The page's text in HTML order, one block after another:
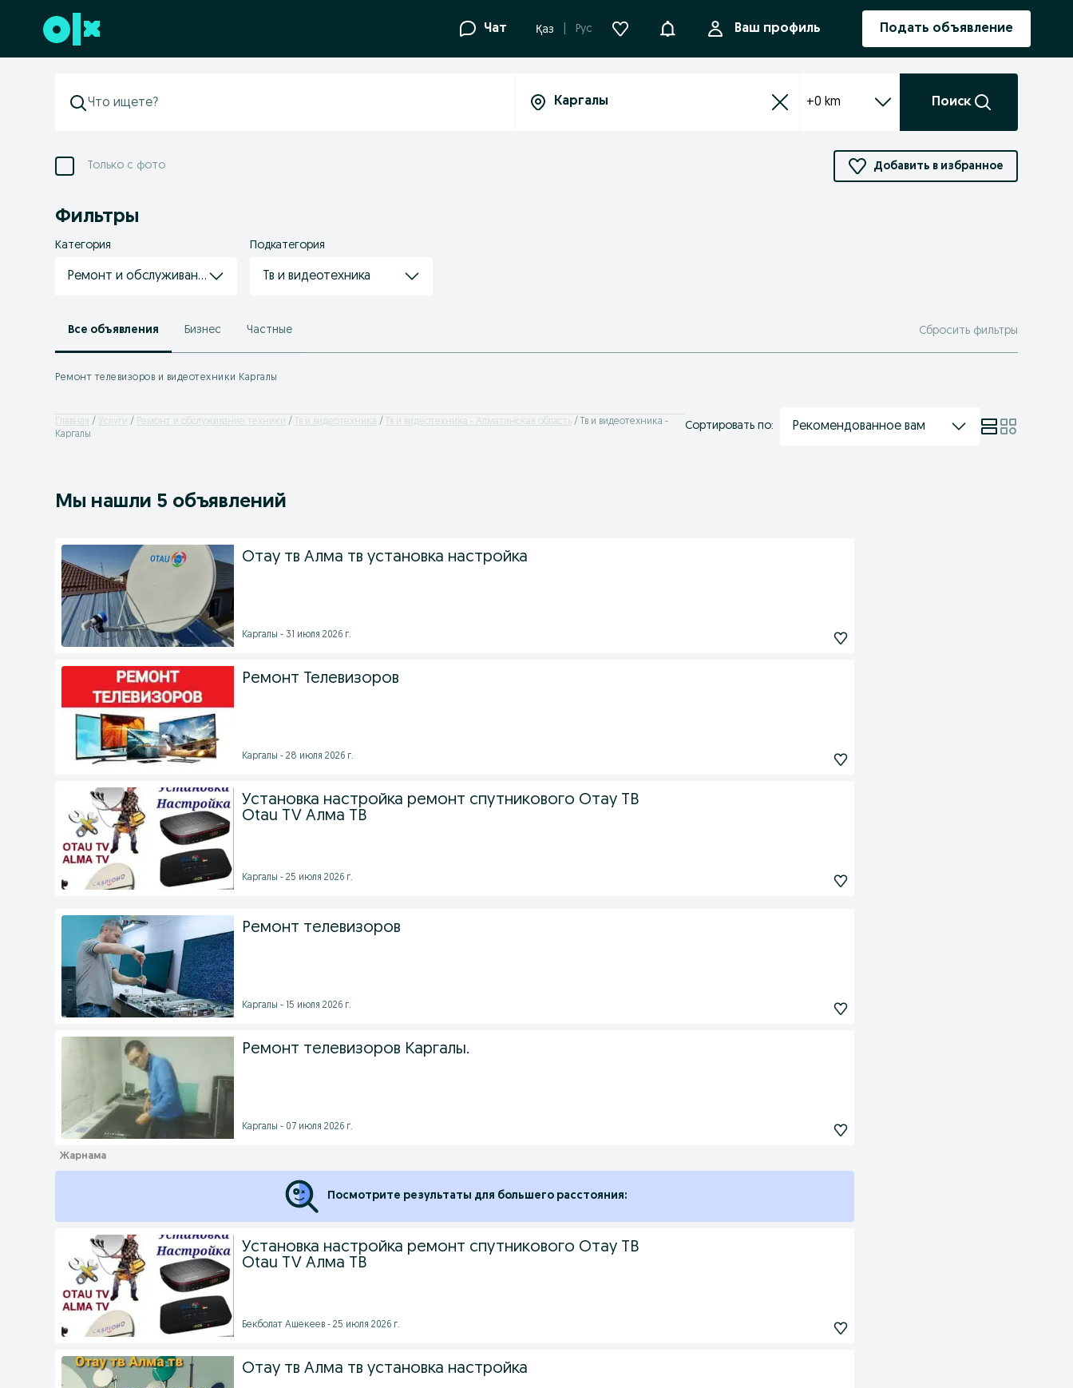
Перейти к нижнему колонтитулу Чат Қаз Рус УведомленияВаш профиль Подать объявление
+0 km Поиск
Только с фото Добавить в избранное
Фильтры
Категория
Ремонт и обслуживание техники
Подкатегория
Тв и видеотехника
Все объявления Бизнес Частные Сбросить фильтры
Ремонт телевизоров и видеотехники Каргалы
Главная Услуги Ремонт и обслуживание техники Тв и видеотехника Тв и видеотехника - Алматинская область
Тв и видеотехника -
Каргалы
Сортировать по: Рекомендованное вам
Мы нашли 5 объявлений
Отау тв Алма тв установка настройка
Каргалы - 31 июля 2026 г.
Ремонт Телевизоров
Каргалы - 28 июля 2026 г.
Установка настройка ремонт спутникового Отау ТВ
Otau TV Алма ТВ
Каргалы - 25 июля 2026 г.
Ремонт телевизоров
Каргалы - 15 июля 2026 г.
Ремонт телевизоров Каргалы.
Каргалы - 07 июля 2026 г.
Посмотрите результаты для большего расстояния:
Установка настройка ремонт спутникового Отау ТВ
Otau TV Алма ТВ
Бекболат Ашекеев - 25 июля 2026 г.
Отау тв Алма тв установка настройка